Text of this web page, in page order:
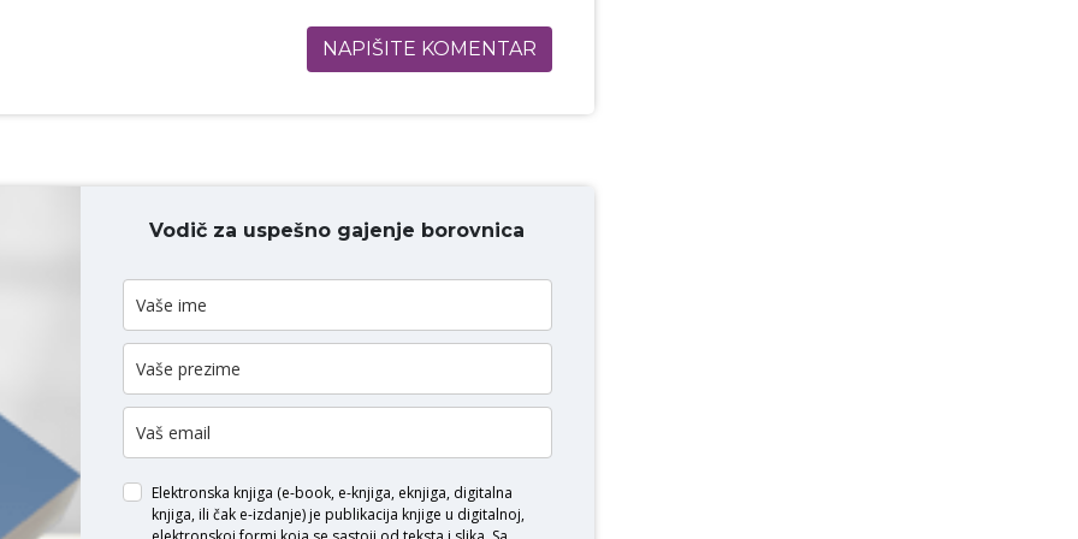
NAPIŠITE KOMENTAR
KOMENTAR
Vodič za uspešno gajenje borovnica
Elektronska knjiga (e-book, e-knjiga, eknjiga, digitalna
knjiga, ili čak e-izdanje) je publikacija knjige u digitalnoj,